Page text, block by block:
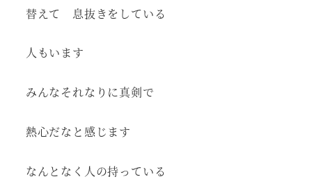
替えて 息抜きをしている
人もいます
みんなそれなりに真剣で
熱心だなと感じます
なんとなく人の持っている